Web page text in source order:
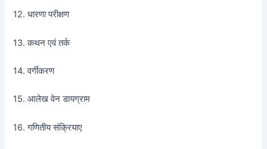
12. धारणा परीक्षण
13. कथन एवं तर्क
14. वर्गीकरण
15. आलेख वेन डायग्राम
16. गणितीय संक्रियाए